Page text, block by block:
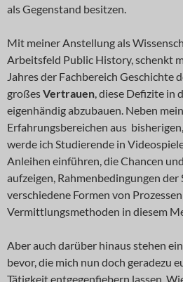
als Gegenstand besitzen.
Mit meiner Anstellung als
Arbeitsfeld Public History, schenkt
Jahres der Fachbereich Geschichte
großesVertrauen, diese Defizite in
eigenhändig abzubauen. Neben
Erfahrungsbereichen aus
werde ich Studierende in
Anleihen einführen, die Chancen
aufzeigen, Rahmenbedingungen
verschiedene Formen von
Vermittlungsmethoden in diesem
Aber auch darüber hinaus stehen
bevor, die mich nun doch geradezu
Tätigkeit entgegenfiebern lassen.